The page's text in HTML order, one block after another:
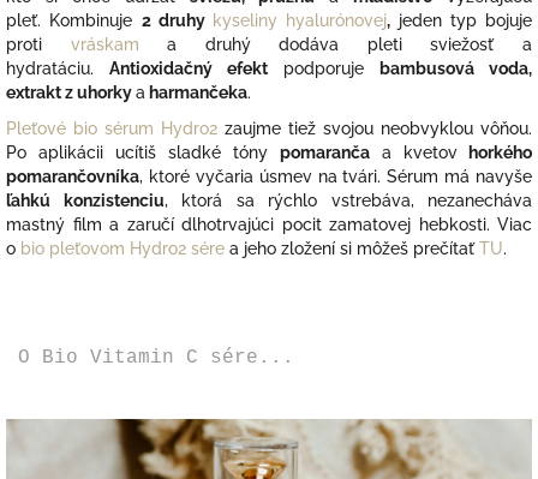
pleť. Kombinuje 2 druhy kyseliny hyalurónovej, jeden typ bojuje
proti vráskam a druhý dodáva pleti sviežosť a
hydratáciu. Antioxidačný efekt podporuje
bambusová voda,
extrakt z uhorkya harmančeka.
Pleťové bio sérum Hydro2 zaujme tiež svojou neobvyklou vôňou.
Po aplikácii ucítiš sladké tóny pomaranča a kvetov
horkého
pomarančovníka, ktoré vyčaria úsmev na tvári. Sérum má navyše
ľahkú konzistenciu, ktorá sa rýchlo vstrebáva, nezanecháva
mastný film a zaručí dlhotrvajúci pocit zamatovej hebkosti. Viac
o bio pleťovom Hydro2 sére a jeho zložení si môžeš prečítaťTU.
O Bio Vitamin C sére...